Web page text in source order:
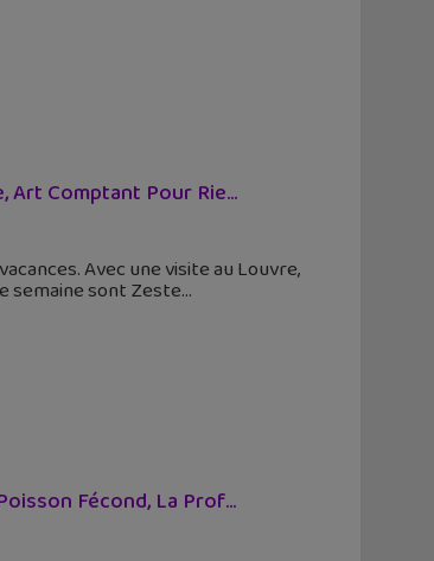
Art Comptant Pour Rie...
Avec une visite au Louvre,
semaine sont Zeste
Fécond, La Prof...